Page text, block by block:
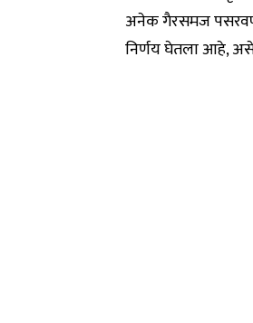
अनेक गैरसमज
निर्णय घेतला आहे,